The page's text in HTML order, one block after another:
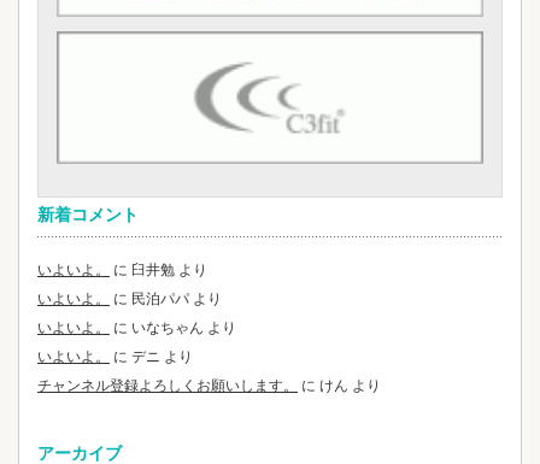
新着コメント
いよいよ。 に 臼井勉 より
いよいよ。
に 民泊パパ より
いよいよ。
に いなちゃん より
いよいよ。
に デニ より
チャンネル登録よろしくお願いします。
に けん より
アーカイブ